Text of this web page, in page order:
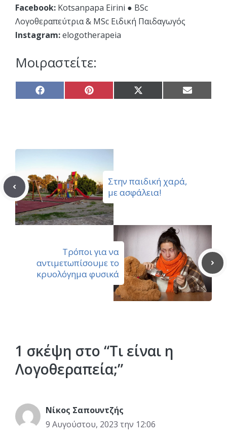
Facebook: Kotsanpapa Eirini ● BSc
Λογοθεραπεύτρια & MSc Ειδική Παιδαγωγός
Instagram:elogotherapeia
Μοιραστείτε:
Share
on
Share
on
Share
on
Share
on
Στην παιδική χαρά,
με ασφάλεια!
Τρόποι για να
αντιμετωπίσουμε το
κρυολόγημα φυσικά
1 σκέψη στο “Τι είναι η
Λογοθεραπεία;”
Νίκος Σαπουντζής
9 Αυγούστου, 2023 την 12:06